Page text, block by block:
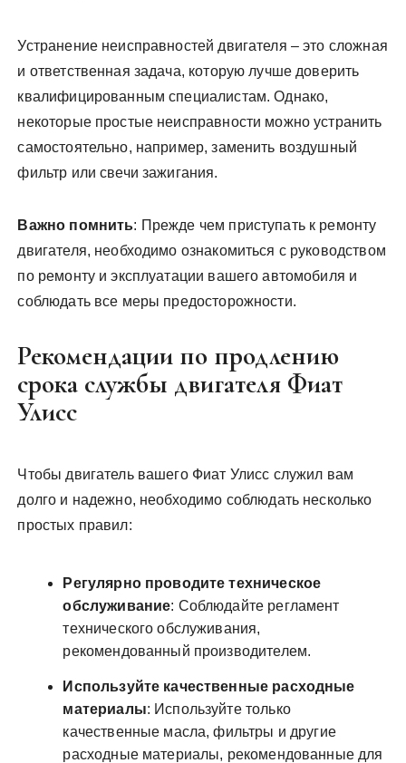
Устранение неисправностей двигателя – это сложная
и ответственная задача, которую лучше доверить
квалифицированным специалистам. Однако,
некоторые простые неисправности можно устранить
самостоятельно, например, заменить воздушный
фильтр или свечи зажигания.
Важно помнить: Прежде чем приступать к ремонту
двигателя, необходимо ознакомиться с руководством
по ремонту и эксплуатации вашего автомобиля и
соблюдать все меры предосторожности.
Рекомендации по продлению
срока службы двигателя Фиат
Улисс
Чтобы двигатель вашего Фиат Улисс служил вам
долго и надежно, необходимо соблюдать несколько
простых правил:
Регулярно проводите техническое
обслуживание: Соблюдайте регламент
технического обслуживания,
рекомендованный производителем.
Используйте качественные расходные
материалы: Используйте только
качественные масла, фильтры и другие
расходные материалы, рекомендованные для